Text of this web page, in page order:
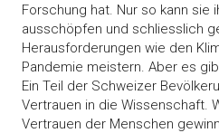
Forschung hat. Nur so kann sie
ausschöpfen und schliesslich
Herausforderungen wie den
Pandemie meistern. Aber es
Ein Teil der Schweizer
Vertrauen in die Wissenschaft.
Vertrauen der Menschen